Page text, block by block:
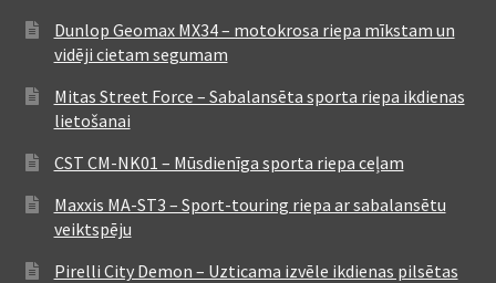
Dunlop Geomax MX34 – motokrosa riepa mīkstam un
vidēji cietam segumam
Mitas Street Force – Sabalansēta sporta riepa ikdienas
lietošanai
CST CM-NK01 – Mūsdienīga sporta riepa ceļam
Maxxis MA-ST3 – Sport-touring riepa ar sabalansētu
veiktspēju
Pirelli City Demon – Uzticama izvēle ikdienas pilsētas